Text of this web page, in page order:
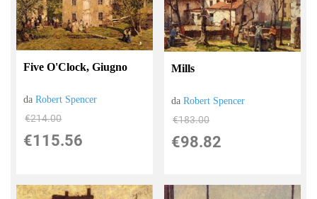
Five O'Clock, Giugno
daRobert Spencer
€214.00
€115.56
Mills
daRobert Spencer
€183.00
€98.82